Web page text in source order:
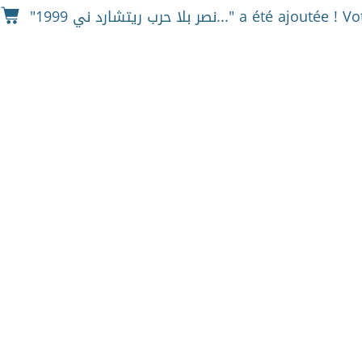
"1999 نصر بلا حرب ريتشارد ني..." a été ajoutée !